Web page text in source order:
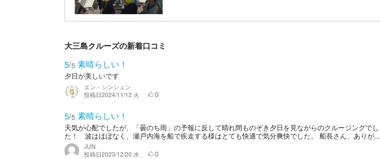
大三島クルーズの新着口コミ
5/5 素晴らしい！
夕日が美しいです
エン・シンシュン
投稿日2024/11/12 火 0
5/5 素晴らしい！
天気が心配でしたが、「曇のち雨」の予報に反して晴れ間ものぞき夕日を見ながらのクルージングでし
た！ 波はほぼなく、瀬戸内海を船で疾走する様はとても快適で気分爽快でした。 船長さん、ありが...
JUN
投稿日2023/12/20 水 0